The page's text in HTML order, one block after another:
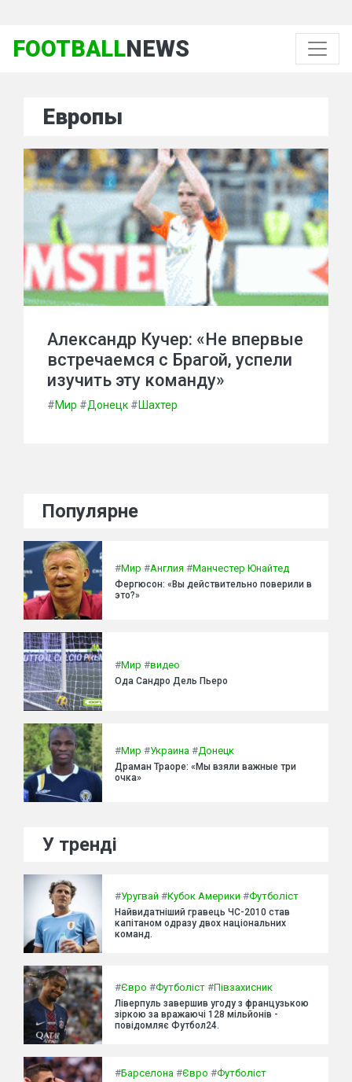
FOOTBALLNEWS
Европы
Александр Кучер: «Не впервые
встречаемся с Брагой, успели
изучить эту команду»
#Мир #Донецк #Шахтер
Популярне
#Мир #Англия #Манчестер Юнайтед
Фергюсон: «Вы действительно поверили в
это?»
#Мир #видео
Ода Сандро Дель Пьеро
#Мир #Украина #Донецк
Драман Траоре: «Мы взяли важные три
очка»
У тренді
#Уругвай #Кубок Америки #Футболіст
Найвидатніший гравець ЧС-2010 став
капітаном одразу двох національних
команд.
#Євро #Футболіст #Півзахисник
Ліверпуль завершив угоду з французькою
зіркою за вражаючі 128 мільйонів -
повідомляє Футбол24.
#Барселона #Євро #Футболіст